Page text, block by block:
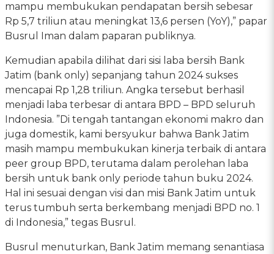
mampu membukukan pendapatan bersih sebesar
Rp 5,7 triliun atau meningkat 13,6 persen (YoY),” papar
Busrul Iman dalam paparan publiknya.
Kemudian apabila dilihat dari sisi laba bersih Bank
Jatim (bank only) sepanjang tahun 2024 sukses
mencapai Rp 1,28 triliun. Angka tersebut berhasil
menjadi laba terbesar di antara BPD – BPD seluruh
Indonesia. ”Di tengah tantangan ekonomi makro dan
juga domestik, kami bersyukur bahwa Bank Jatim
masih mampu membukukan kinerja terbaik di antara
peer group BPD, terutama dalam perolehan laba
bersih untuk bank only periode tahun buku 2024.
Hal ini sesuai dengan visi dan misi Bank Jatim untuk
terus tumbuh serta berkembang menjadi BPD no. 1
di Indonesia,” tegas Busrul.
Busrul menuturkan, Bank Jatim memang senantiasa